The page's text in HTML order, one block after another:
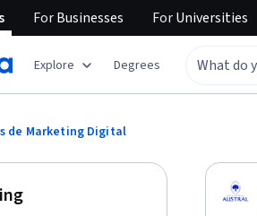
ForBusinesses ForUniversities
Explore Degrees
de Marketing Digital